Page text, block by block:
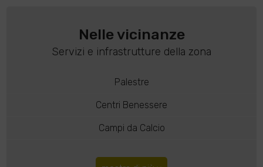
Nelle vicinanze
Servizi e infrastrutture della zona
Palestre
Centri Benessere
Campi da Calcio